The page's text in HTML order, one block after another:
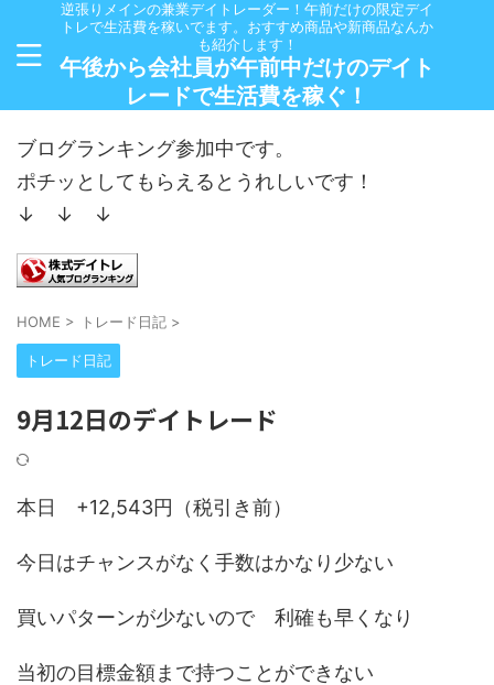
逆張りメインの兼業デイトレーダー！午前だけの限定デイ
トレで生活費を稼いでます。おすすめ商品や新商品なんか
も紹介します！
午後から会社員が午前中だけのデイト
レードで生活費を稼ぐ！
ブログランキング参加中です。
ポチッとしてもらえるとうれしいです！
↓ ↓ ↓
HOME > トレード日記 >
トレード日記
9月12日のデイトレード
本日 +12,543円（税引き前）
今日はチャンスがなく手数はかなり少ない
買いパターンが少ないので 利確も早くなり
当初の目標金額まで持つことができない